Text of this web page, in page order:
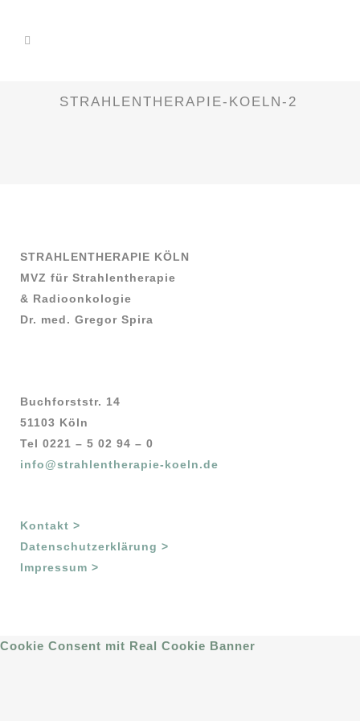
STRAHLENTHERAPIE-KOELN-2
STRAHLENTHERAPIE KÖLN
MVZ für Strahlentherapie
& Radioonkologie
Dr. med. Gregor Spira
Buchforststr. 14
51103 Köln
Tel 0221 – 5 02 94 – 0
info@strahlentherapie-koeln.de
Kontakt >
Datenschutzerklärung >
Impressum >
Cookie Consent mit Real Cookie Banner